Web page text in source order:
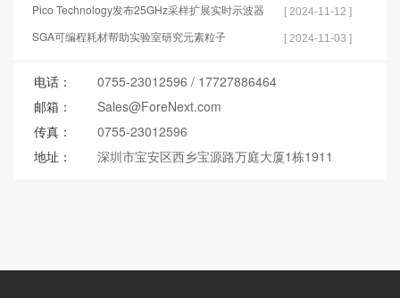
Pico Technology发布25GHz采样扩展实时示波器 [ 2024-11-12 ]
SGA可编程耗材帮助实验室研究元素粒子 [ 2024-11-03 ]
电话： 0755-23012596 / 17727886464
邮箱：
Sales@ForeNext.com
传真：
0755-23012596
地址：
深圳市宝安区西乡宝源路万庭大厦1栋1911